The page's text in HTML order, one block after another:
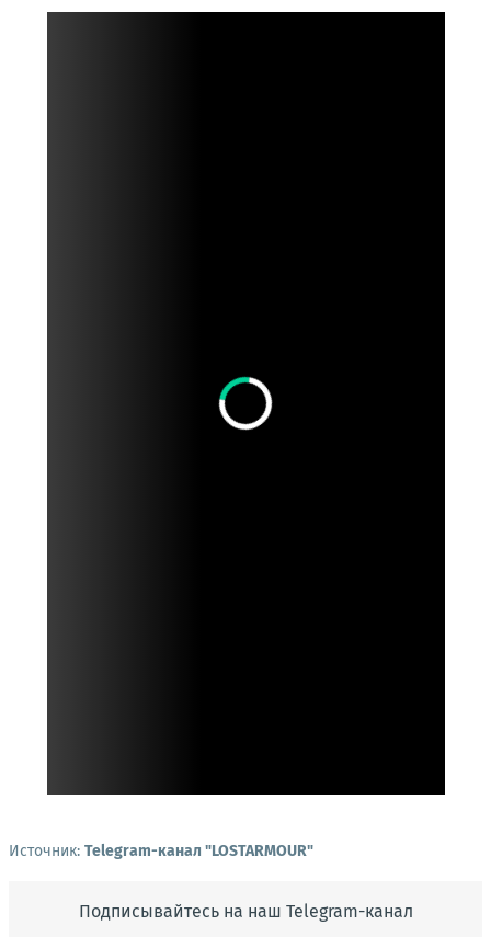
Источник: Telegram-канал "LOSTARMOUR"
Подписывайтесь на наш Telegram-канал